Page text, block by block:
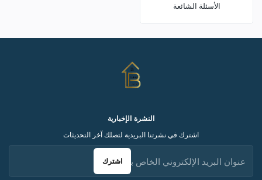
الأسئلة الشائعة
النشرة الإخبارية
اشترك في نشرتنا البريدية لتصلك آخر التحديثات
اشترك